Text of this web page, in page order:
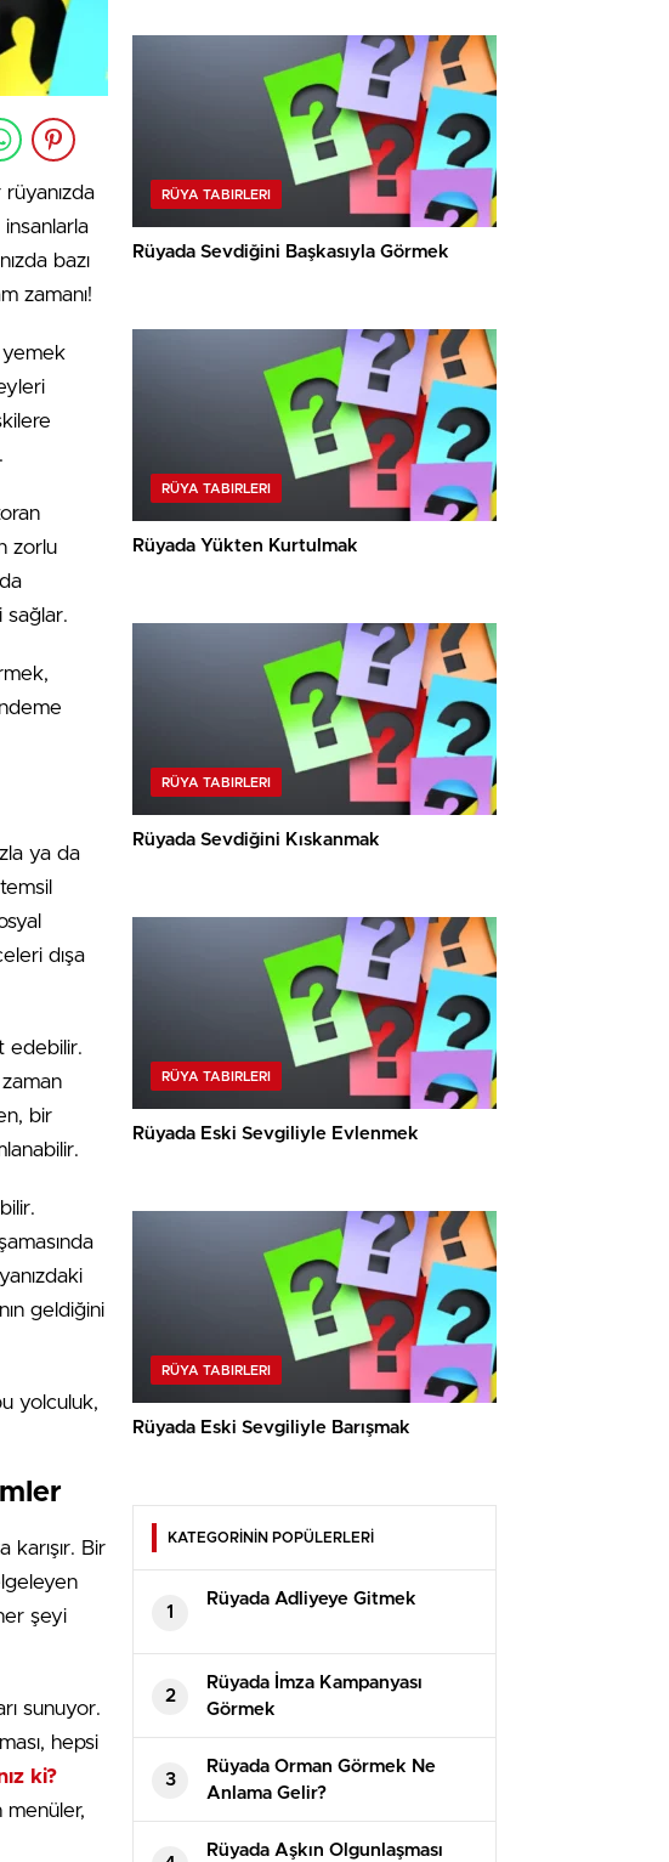
bazı
zamanı!
yemek
zorlu
sağlar.
ya da
dışa
edebilir.
bir
geldiğini
yolculuk,
karışır. Bir
şeyi
sunuyor.
hepsi
ki?
menüler,
RÜYA TABIRLERI
Rüyada Sevdiğini Başkasıyla Görmek
RÜYA TABIRLERI
Rüyada Yükten Kurtulmak
RÜYA TABIRLERI
Rüyada Sevdiğini Kıskanmak
RÜYA TABIRLERI
Rüyada Eski Sevgiliyle Evlenmek
RÜYA TABIRLERI
Rüyada Eski Sevgiliyle Barışmak
KATEGORİNİN POPÜLERLERİ
1
Rüyada Adliyeye Gitmek
2
Rüyada İmza Kampanyası
Görmek
3
Rüyada Orman Görmek Ne
Anlama Gelir?
Rüyada Aşkın Olgunlaşması